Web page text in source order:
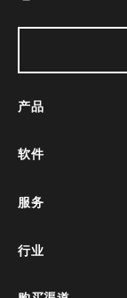
产品
软件
服务
行业